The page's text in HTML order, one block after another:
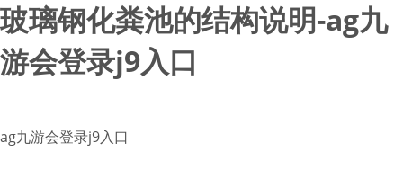
玻璃钢化粪池的结构说明-ag九
游会登录j9入口
ag九游会登录j9入口